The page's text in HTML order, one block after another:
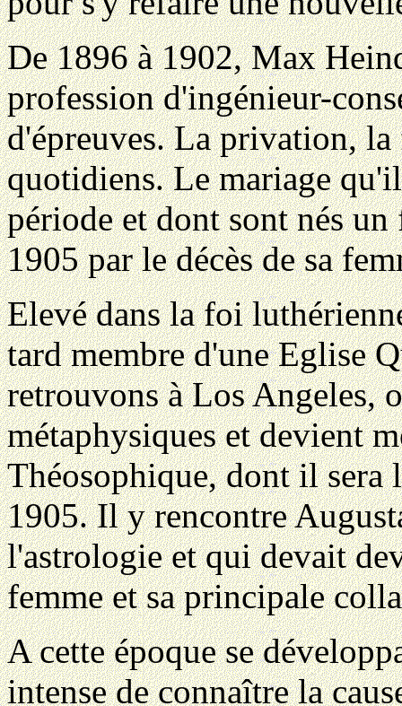
De 1896 à 1902, Max
profession d'ingénieur-
d'épreuves. La privation, la
quotidiens. Le mariage
période et dont sont nés
1905 par le décès de sa
Elevé dans la foi
tard membre d'une Eglise
retrouvons à Los Angeles,
métaphysiques et devient
Théosophique, dont il sera
1905. Il y rencontre
l'astrologie et qui devait
femme et sa principale
A cette époque se
intense de connaître la